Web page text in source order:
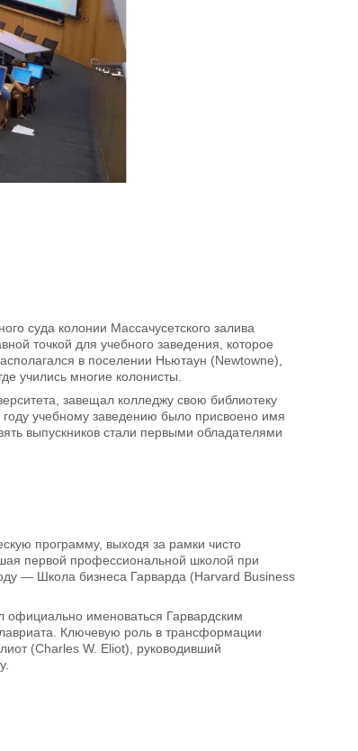
суда колонии Массачусетского залива
точкой для учебного заведения, которое
в поселении Ньютаун (Newtowne),
учились многие колонисты.
завещал колледжу свою библиотеку
году учебному заведению было присвоено имя
выпускников стали первыми обладателями
программу, выходя за рамки чисто
первой профессиональной школой при
— Школа бизнеса Гарварда (Harvard Business
официально именоваться Гарвардским
Ключевую роль в трансформации
(Charles W. Eliot), руководивший